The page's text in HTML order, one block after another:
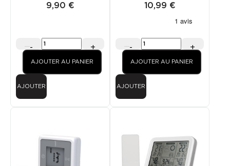
9,90 €
- +
AJOUTER AU PANIER
AJOUTER
10,99 €
- +
AJOUTER AU PANIER
AJOUTER